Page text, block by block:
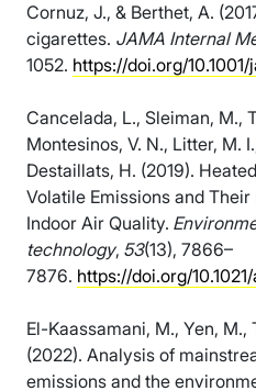
Cornuz, J., & Berthet, A.
cigarettes. JAMA Internal
1052. https://doi.org/
Cancelada, L., Sleiman, M.,
Montesinos, V. N., Litter, M.
Destaillats, H. (2019).
Volatile Emissions and
Indoor Air Quality.
technology, 53(13), 7866–
7876. https://doi.org/
El-Kaassamani, M., Yen, M.,
(2022). Analysis of
emissions and the